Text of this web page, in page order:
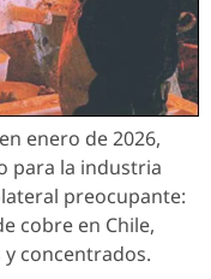
enero de 2026,
para la industria
preocupante:
cobre en Chile,
concentrados.